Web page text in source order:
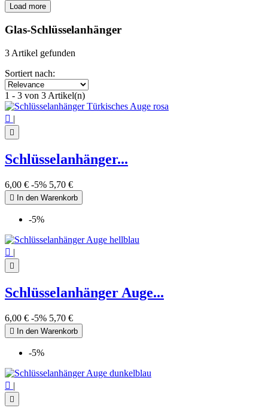
Clear
€
Nazar Boncuk
View products3
Load more
Glas-Schlüsselanhänger
3 Artikel gefunden
Sortiert nach:
1 - 3 von 3 Artikel(n)
 |

Schlüsselanhänger...
6,00 € -5% 5,70 €
 In den Warenkorb
-5%
 |

Schlüsselanhänger Auge...
6,00 € -5% 5,70 €
 In den Warenkorb
-5%
 |
